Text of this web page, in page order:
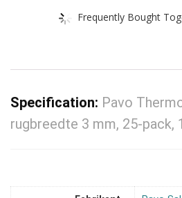
Frequently Bought
Specification: Pavo
rugbreedte 3 mm, 25-pack,